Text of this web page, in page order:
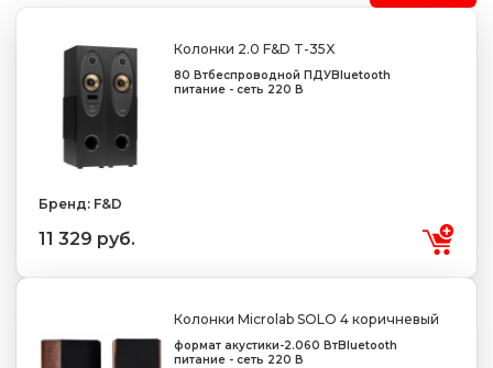
Колонки 2.0 F&D T-35X
80 Втбеспроводной ПДУBluetooth
питание - сеть 220 В
Бренд: F&D
11 329 руб.
Колонки Microlab SOLO 4 коричневый
формат акустики-2.060 ВтBluetooth
питание - сеть 220 В